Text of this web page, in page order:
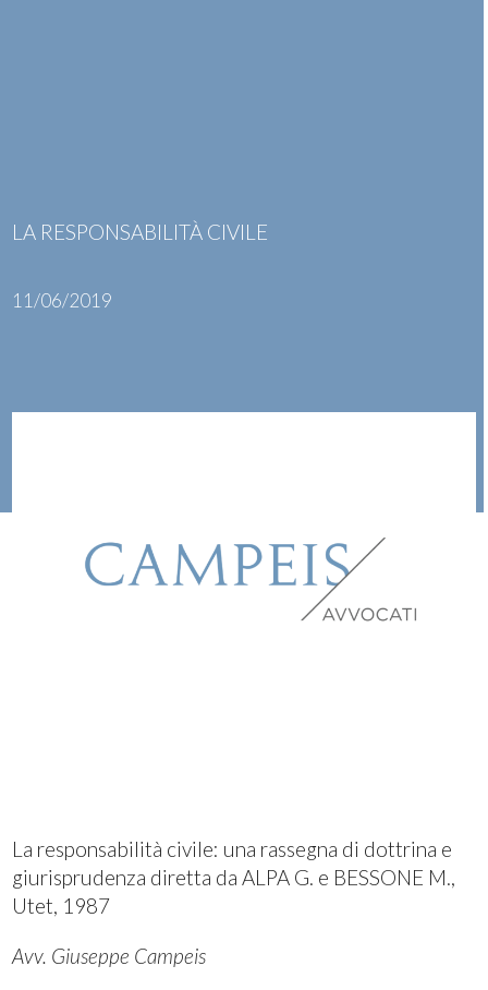
LA RESPONSABILITÀ CIVILE
11/06/2019
La responsabilità civile: una rassegna di dottrina e
giurisprudenza diretta da ALPA G. e BESSONE M.,
Utet, 1987
Avv. Giuseppe Campeis